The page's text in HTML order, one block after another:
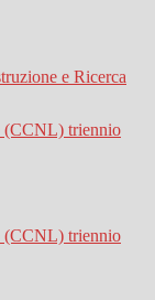
e Ricerca
(CCNL) triennio
(CCNL) triennio